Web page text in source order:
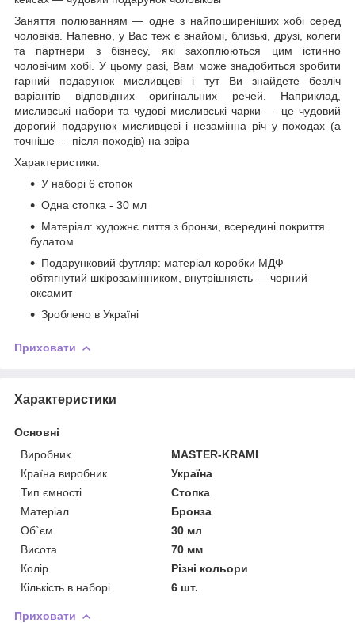
Заняття полюванням — одне з найпоширеніших хобі серед
чоловіків. Напевно, у Вас теж є знайомі, близькі, друзі, колеги
та партнери з бізнесу, які захоплюються цим істинно
чоловічим хобі. У цьому разі, Вам може знадобиться зробити
гарний подарунок мисливцеві і тут Ви знайдете безліч
варіантів відповідних оригінальних речей. Наприклад,
мисливські набори та чудові мисливські чарки — це чудовий
дорогий подарунок мисливцеві і незамінна річ у походах (а
точніше — після походів) на звіра
Характеристики:
У наборі 6 стопок
Одна стопка - 30 мл
Матеріал: художнє лиття з бронзи, всередині покриття
булатом
Подарунковий футляр: матеріал коробки МДФ
обтягнутий шкірозамінником, внутрішнясть — чорний
оксамит
Зроблено в Україні
Приховати
Характеристики
Основні
Виробник
MASTER-KRAMI
Країна виробник
Україна
Тип ємності
Стопка
Матеріал
Бронза
Об`єм
30 мл
Висота
70 мм
Колір
Різні кольори
Кількість в наборі
6 шт.
Приховати